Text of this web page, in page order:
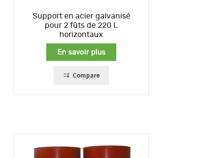
Support en acier galvanisé
pour 2 fûts de 220 L
horizontaux
En savoir plus
Compare